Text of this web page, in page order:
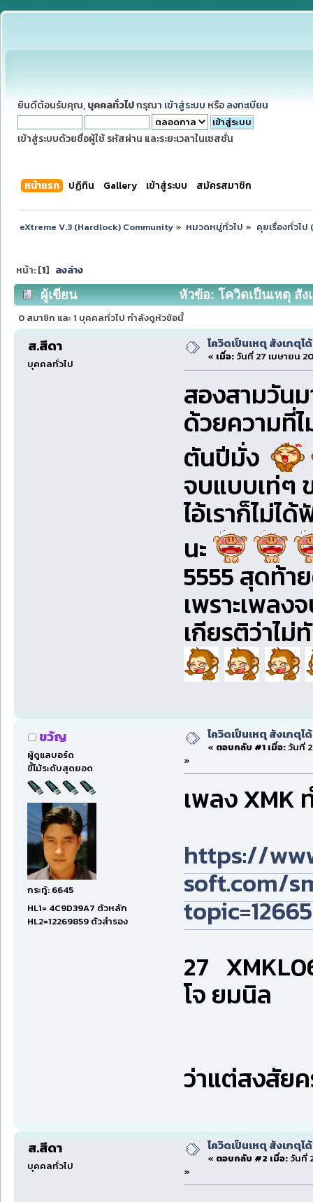
ยินดีต้อนรับคุณ, บุคคลทั่วไปกรุณา เข้าสู่ระบบ หรือ ลงทะเบียน
เข้าสู่ระบบด้วยชื่อผู้ใช้ รหัสผ่าน และระยะเวลาในเซสชั่น
หน้าแรก ปฏิทิน Gallery เข้าสู่ระบบ สมัครสมาชิก
eXtreme V.3 (Hardlock) Community» หมวดหมู่ทั่วไป » คุยเรื่องทั่วไป
หน้า: [1] ลงล่าง
ผู้เขียน หัวข้อ: โควิดเป็นเหตุ สัง
0 สมาชิก และ 1 บุคคลทั่วไป กำลังดูหัวข้อนี้
ส.สีดา
บุคคลทั่วไป
โควิดเป็นเหตุ สังเกตุได้
« เมื่อ:วันที่ 27 เมษายน
สองสามวัน
ด้วยความที่
ตันปีมั่ง
จบแบบเท่ๆ
ไอ้เราก็ไม่ไ
นะ
5555 สุดท้า
เพราะเพล
เกียรติว่าไ
ขวัญ
ผู้ดูแลบอร์ด
ขี้โม้ระดับสุดยอด
กระทู้: 6645
HL1= 4C9D39A7 ตัวหลัก
HL2=12269859 ตัวสำรอง
โควิดเป็นเหตุ สังเกตุได้
« ตอบกลับ #1 เมื่อ:วันที่
»
เพลง XMK
https://
soft.com/
27
โจ ยมนิล
ว่าแต่สงสัย
ส.สีดา
บุคคลทั่วไป
โควิดเป็นเหตุ สังเกตุได้
« ตอบกลับ #2 เมื่อ:วันที่
»